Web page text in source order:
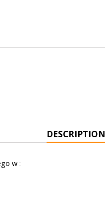
DESCRIPTION
w :